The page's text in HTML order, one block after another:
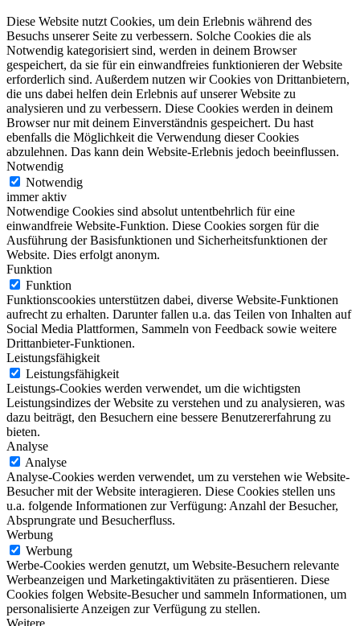
Diese Website nutzt Cookies, um dein Erlebnis während des
Besuchs unserer Seite zu verbessern. Solche Cookies die als
Notwendig kategorisiert sind, werden in deinem Browser
gespeichert, da sie für ein einwandfreies funktionieren der Website
erforderlich sind. Außerdem nutzen wir Cookies von Drittanbietern,
die uns dabei helfen dein Erlebnis auf unserer Website zu
analysieren und zu verbessern. Diese Cookies werden in deinem
Browser nur mit deinem Einverständnis gespeichert. Du hast
ebenfalls die Möglichkeit die Verwendung dieser Cookies
abzulehnen. Das kann dein Website-Erlebnis jedoch beeinflussen.
Notwendig
Notwendig
immer aktiv
Notwendige Cookies sind absolut untentbehrlich für eine
einwandfreie Website-Funktion. Diese Cookies sorgen für die
Ausführung der Basisfunktionen und Sicherheitsfunktionen der
Website. Dies erfolgt anonym.
Funktion
Funktion
Funktionscookies unterstützen dabei, diverse Website-Funktionen
aufrecht zu erhalten. Darunter fallen u.a. das Teilen von Inhalten auf
Social Media Plattformen, Sammeln von Feedback sowie weitere
Drittanbieter-Funktionen.
Leistungsfähigkeit
Leistungsfähigkeit
Leistungs-Cookies werden verwendet, um die wichtigsten
Leistungsindizes der Website zu verstehen und zu analysieren, was
dazu beiträgt, den Besuchern eine bessere Benutzererfahrung zu
bieten.
Analyse
Analyse
Analyse-Cookies werden verwendet, um zu verstehen wie Website-
Besucher mit der Website interagieren. Diese Cookies stellen uns
u.a. folgende Informationen zur Verfügung: Anzahl der Besucher,
Absprungrate und Besucherfluss.
Werbung
Werbung
Werbe-Cookies werden genutzt, um Website-Besuchern relevante
Werbeanzeigen und Marketingaktivitäten zu präsentieren. Diese
Cookies folgen Website-Besucher und sammeln Informationen, um
personalisierte Anzeigen zur Verfügung zu stellen.